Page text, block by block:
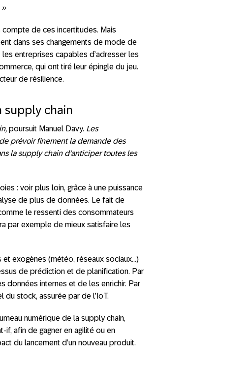
»
compte de ces incertitudes. Mais
dans ses changements de mode de
entreprises capables d’adresser les
qui ont tiré leur épingle du jeu.
de résilience.
supply chain
poursuit Manuel Davy. Les
prévoir finement la demande des
la supply chain d’anticiper toutes les
: voir plus loin, grâce à une puissance
de plus de données. Le fait de
le ressenti des consommateurs
par exemple de mieux satisfaire les
exogènes (météo, réseaux sociaux…)
de prédiction et de planification. Par
données internes et de les enrichir. Par
du stock, assurée par de l’IoT.
numérique de la supply chain,
afin de gagner en agilité ou en
du lancement d’un nouveau produit.